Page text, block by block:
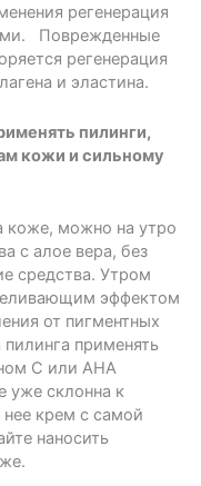
регенерация
Поврежденные
регенерация
и эластина.
пилинги,
кожи и сильному
коже, можно на утро
с алое вера, без
средства. Утром
эффектом
от пигментных
применять
С или АНА
уже склонна к
крем с самой
наносить